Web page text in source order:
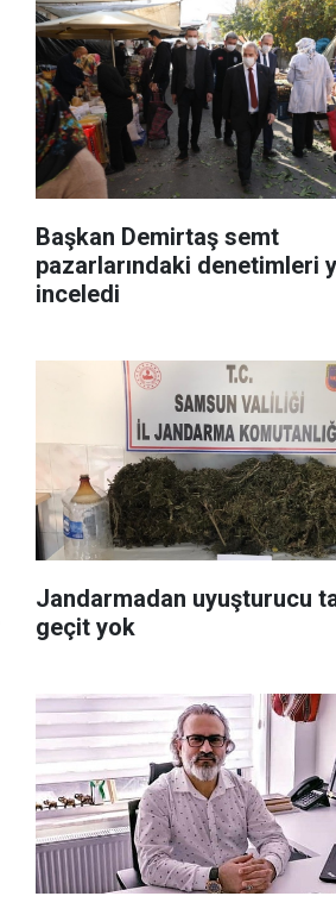
Başkan Demirtaş semt
pazarlarındaki denetimleri
inceledi
Jandarmadan uyuşturucu
geçit yok